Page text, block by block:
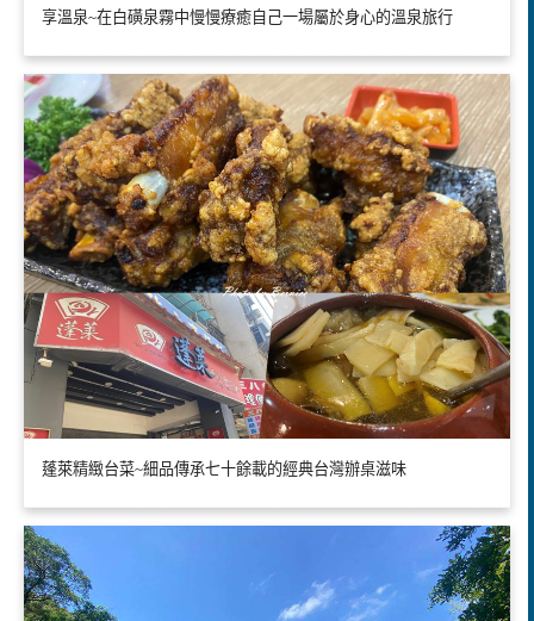
享溫泉~在白磺泉霧中慢慢療癒自己一場屬於身心的溫泉旅行
蓬萊精緻台菜~細品傳承七十餘載的經典台灣辦桌滋味